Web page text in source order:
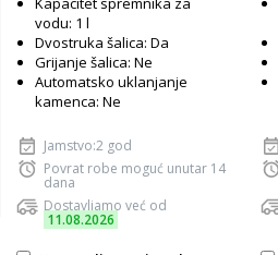
vodu: 1 l
Dvostruka šalica: Da
Grijanje šalica: Ne
Automatsko uklanjanje
kamenca: Ne
Jamstvo:2 god
Povrat robe moguć unutar 14
dana
Dostavljamo već od
11.08.2026